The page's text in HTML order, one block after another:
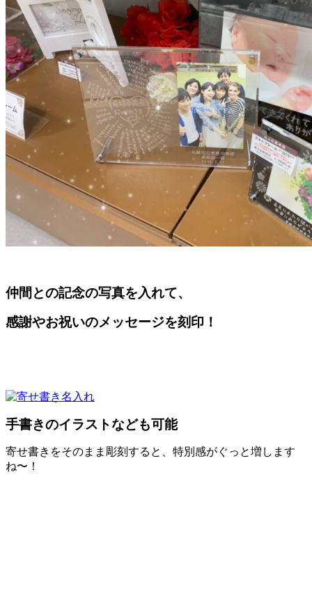
仲間との記念の写真を入れて、
感謝やお祝いのメッセージを刻印！
手書きのイラストなども可能
寄せ書きをそのまま彫刻すると、特別感がぐっと増します
ね〜！